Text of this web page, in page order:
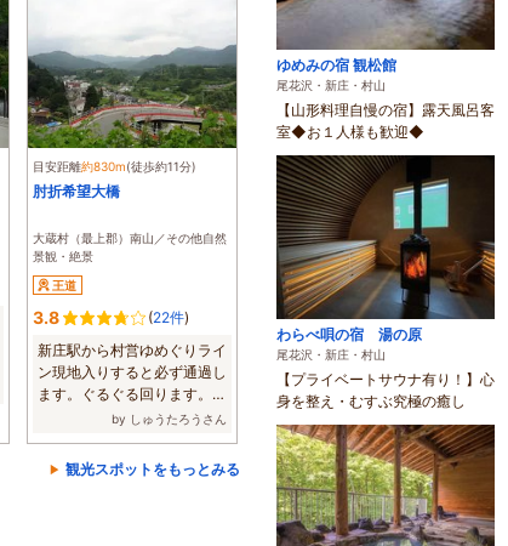
目安距離約830m(徒歩約11分)
肘折希望大橋
大蔵村（最上郡）南山／その他自然
景観・絶景
王道
3.8 (22件)
新庄駅から村営ゆめぐりライ
ン現地入りすると必ず通過し
ます。ぐるぐる回ります。土
砂崩れをきっ...by しゅうたろうさん
観光スポットをもっとみる
ゆめみの宿 観松館
尾花沢・新庄・村山
【山形料理自慢の宿】露天風呂客
室◆お１人様も歓迎◆
わらべ唄の宿 湯の原
尾花沢・新庄・村山
【プライベートサウナ有り！】心
身を整え・むすぶ究極の癒し